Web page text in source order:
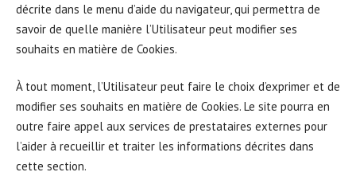
décrite dans le menu d’aide du navigateur, qui permettra de
savoir de quelle manière l’Utilisateur peut modifier ses
souhaits en matière de Cookies.
À tout moment, l’Utilisateur peut faire le choix d’exprimer et de
modifier ses souhaits en matière de Cookies. Le site pourra en
outre faire appel aux services de prestataires externes pour
l’aider à recueillir et traiter les informations décrites dans
cette section.